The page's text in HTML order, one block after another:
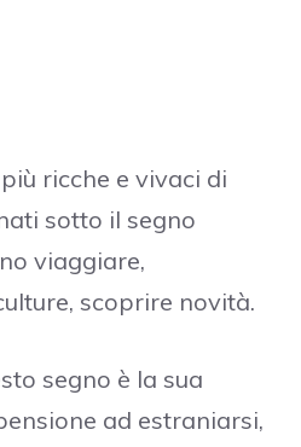
ricche e vivaci di
sotto il segno
viaggiare,
scoprire novità.
segno è la sua
ad estraniarsi,